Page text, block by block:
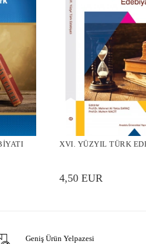
XVI. YÜZYIL TÜRK
4,50 EUR
Geniş Ürün Yelpazesi